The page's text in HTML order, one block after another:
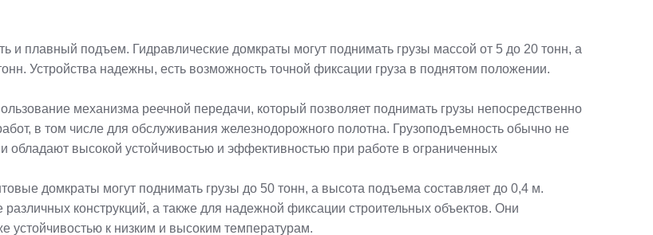
и плавный подъем. Гидравлические домкраты могут поднимать грузы массой от 5 до 20 тонн, а
Устройства надежны, есть возможность точной фиксации груза в поднятом положении.
механизма реечной передачи, который позволяет поднимать грузы непосредственно
в том числе для обслуживания железнодорожного полотна. Грузоподъемность обычно не
высокой устойчивостью и эффективностью при работе в ограниченных
домкраты могут поднимать грузы до 50 тонн, а высота подъема составляет до 0,4 м.
конструкций, а также для надежной фиксации строительных объектов. Они
устойчивостью к низким и высоким температурам.